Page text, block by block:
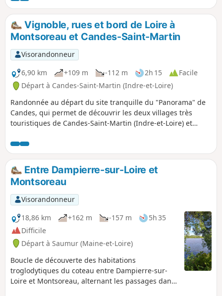
Vignoble, rues et bord de Loire à
Montsoreau et Candes-Saint-Martin
Visorandonneur
6,90 km
+109 m -112 m 2h 15
Facile
Départ à Candes-Saint-Martin (Indre-et-Loire)
Randonnée au départ du site tranquille du "Panorama" de
Candes, qui permet de découvrir les deux villages très
touristiques de Candes-Saint-Martin (Indre-et-Loire) et
à travers le vignoble, avant de redescendre au niveau de la
Loire, puis de flâner dans les rues étroites bordées de
maisons en tuffeau. Passage par le Château de Montsoreau,
cher à A. Dumas, et par la Collégiale romane Saint-Martin
de Candes.
Entre Dampierre-sur-Loire et
Montsoreau
Visorandonneur
18,86 km
+162 m -157 m
5h 35
Difficile
Départ à Saumur (Maine-et-Loire)
Boucle de découverte des habitations
troglodytiques du coteau entre Dampierre-sur-
Loire et Montsoreau, alternant les passages dans